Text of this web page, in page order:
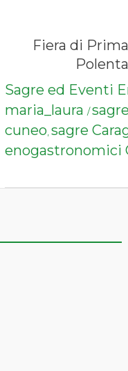
Fiera di
Sagre ed Eventi
maria_laura /
cuneo,sagre
enogastronomici